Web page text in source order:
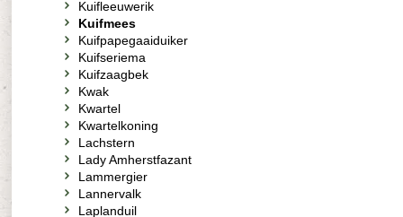
Kuifleeuwerik
Kuifmees
Kuifpapegaaiduiker
Kuifseriema
Kuifzaagbek
Kwak
Kwartel
Kwartelkoning
Lachstern
Lady Amherstfazant
Lammergier
Lannervalk
Laplanduil